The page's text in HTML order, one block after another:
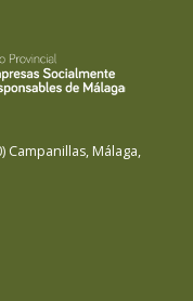
) Campanillas, Málaga,